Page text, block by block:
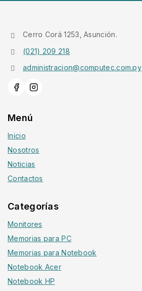
Cerro Corá 1253, Asunción.
(021) 209 218
administracion@computec.com.py
Menú
Inicio
Nosotros
Noticias
Contactos
Categorías
Monitores
Memorias para PC
Memorias para Notebook
Notebook Acer
Notebook HP